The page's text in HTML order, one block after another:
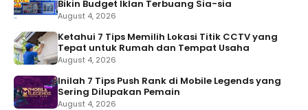
Bikin Budget Iklan Terbuang Sia-sia
August 4, 2026
Ketahui 7 Tips Memilih Lokasi Titik CCTV yang
Tepat untuk Rumah dan Tempat Usaha
August 4, 2026
Inilah 7 Tips Push Rank di Mobile Legends yang
Sering Dilupakan Pemain
August 4, 2026